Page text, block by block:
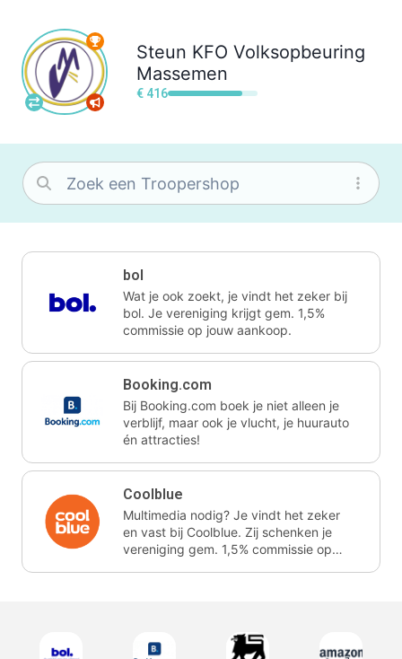
Steun KFO Volksopbeuring
Massemen
€ 416
bol
Wat je ook zoekt, je vindt het zeker bij
bol. Je vereniging krijgt gem. 1,5%
commissie op jouw aankoop.
Booking.com
Bij Booking.com boek je niet alleen je
verblijf, maar ook je vlucht, je huurauto
én attracties!
Coolblue
Multimedia nodig? Je vindt het zeker
en vast bij Coolblue. Zij schenken je
vereniging gem. 1,5% commissie op